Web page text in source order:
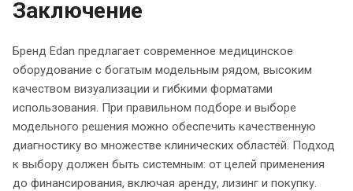
Заключение
Бренд Edan предлагает современное медицинское
оборудование с богатым модельным рядом, высоким
качеством визуализации и гибкими форматами
использования. При правильном подборе и выборе
модельного решения можно обеспечить качественную
диагностику во множестве клинических областей. Подход
к выбору должен быть системным: от целей применения
до финансирования, включая аренду, лизинг и покупку.